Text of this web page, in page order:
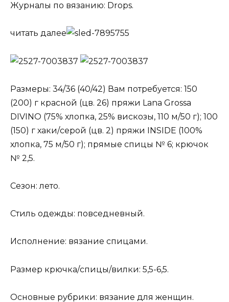
Журналы по вязанию: Drops.
читать далее
Размеры: 34/36 (40/42) Вам потребуется: 150
(200) г красной (цв. 26) пряжи Lana Grossa
DIVINO (75% хлопка, 25% вискозы, 110 м/50 г); 100
(150) г хаки/серой (цв. 2) пряжи INSIDE (100%
хлопка, 75 м/50 г); прямые спицы № 6; крючок
№ 2,5.
Сезон: лето.
Стиль одежды: повседневный.
Исполнение: вязание спицами.
Размер крючка/спицы/вилки: 5,5-6,5.
Основные рубрики: вязание для женщин.